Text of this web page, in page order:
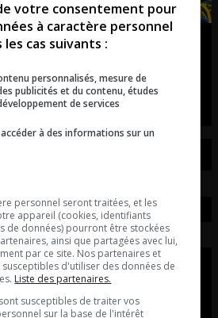
à Québec!
Vézina du unity électro fest
votre consentement pour
à caractère personnel
les cas suivants :
personnalisés, mesure de
publicités et du contenu, études
de services
à des informations sur un
personnel seront traitées, et les
appareil (cookies, identifiants
de données) pourront être stockées
ainsi que partagées avec lui,
par ce site. Nos partenaires et
d'utiliser des données de
Liste des partenaires.
susceptibles de traiter vos
sur la base de l'intérêt